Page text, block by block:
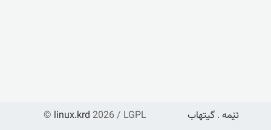
© linux.krd 2026 / LGPL ئێمە . گیتهاب